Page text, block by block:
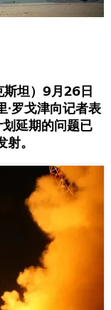
斯坦）9月26日
罗戈津向记者表
延期的问题已
。